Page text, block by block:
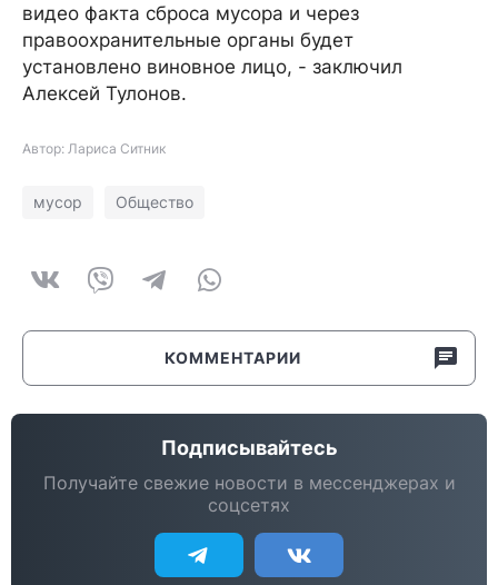
видео факта сброса мусора и через
правоохранительные органы будет
установлено виновное лицо, - заключил
Алексей Тулонов.
Автор: Лариса Ситник
мусор Общество
КОММЕНТАРИИ
Подписывайтесь
Получайте свежие новости в мессенджерах и
соцсетях